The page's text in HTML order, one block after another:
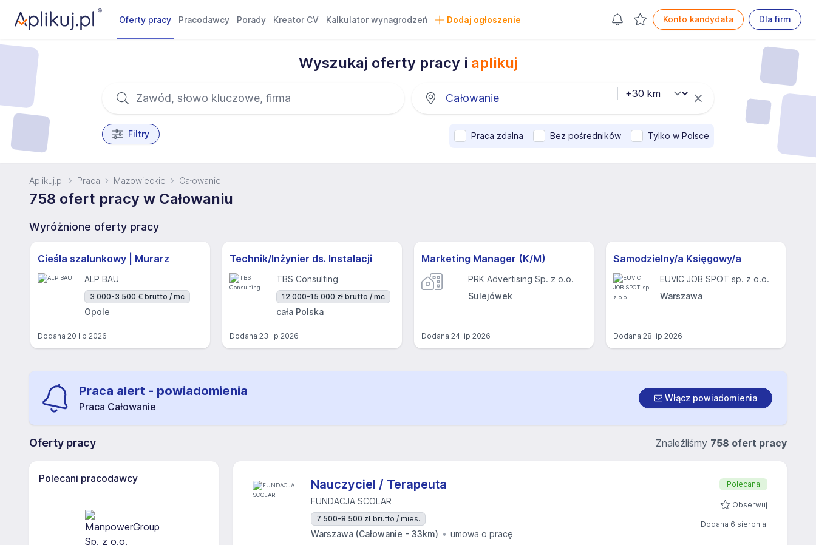
Oferty pracy Pracodawcy Porady Kreator CV Kalkulator wynagrodzeń Dodaj ogłoszenie Konto kandydata Dla firm
Wyszukaj oferty pracy i aplikuj
Filtry Praca zdalna Bez pośredników Tylko w Polsce
Aplikuj.pl Praca Mazowieckie Całowanie
758 ofert pracy w Całowaniu
Wyróżnione oferty pracy
Cieśla szalunkowy | Murarz
ALP BAU
3 000-3 500 € brutto / mc
Opole
Dodana 20 lip 2026
Technik/Inżynier ds. Instalacji
TBS Consulting
12 000-15 000 zł brutto / mc
cała Polska
Dodana 23 lip 2026
Marketing Manager (K/M)
PRK Advertising Sp. z o.o.
Sulejówek
Dodana 24 lip 2026
Samodzielny/a Księgowy/a
EUVIC JOB SPOT sp. z o.o.
Warszawa
Dodana 28 lip 2026
Praca alert - powiadomienia
Praca Całowanie
Włącz powiadomienia
Oferty pracy Znaleźliśmy 758 ofert pracy
Polecani pracodawcy Nauczyciel / Terapeuta
FUNDACJA SCOLAR
7 500-8 500 zł brutto / mies.
Warszawa (Całowanie - 33km)
umowa o pracę
Polecana
Obserwuj
Dodana 6 sierpnia